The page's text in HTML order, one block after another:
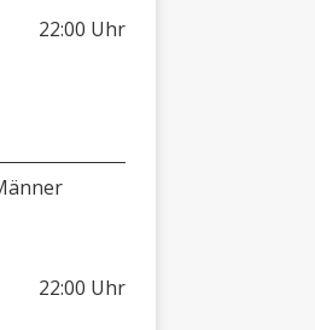
22:00 Uhr
22:00 Uhr